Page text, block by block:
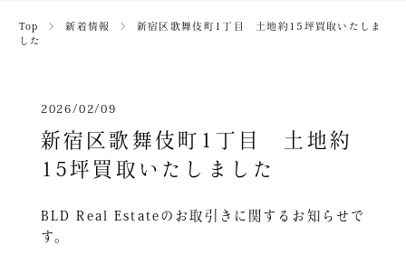
Top ＞ 新着情報 ＞
新宿区歌舞伎町1丁目 土地約15坪買取いたしま
した
2026/02/09
新宿区歌舞伎町1丁目 土地約
15坪買取いたしました
BLD Real Estateのお取引きに関するお知らせで
す。